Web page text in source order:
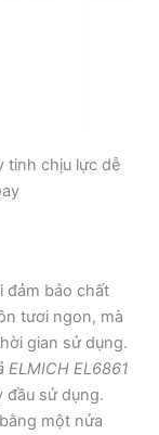
tinh chịu lực dễ
đảm bảo chất
tươi ngon, mà
gian sử dụng.
ELMICH EL6861
đầu sử dụng.
một nửa